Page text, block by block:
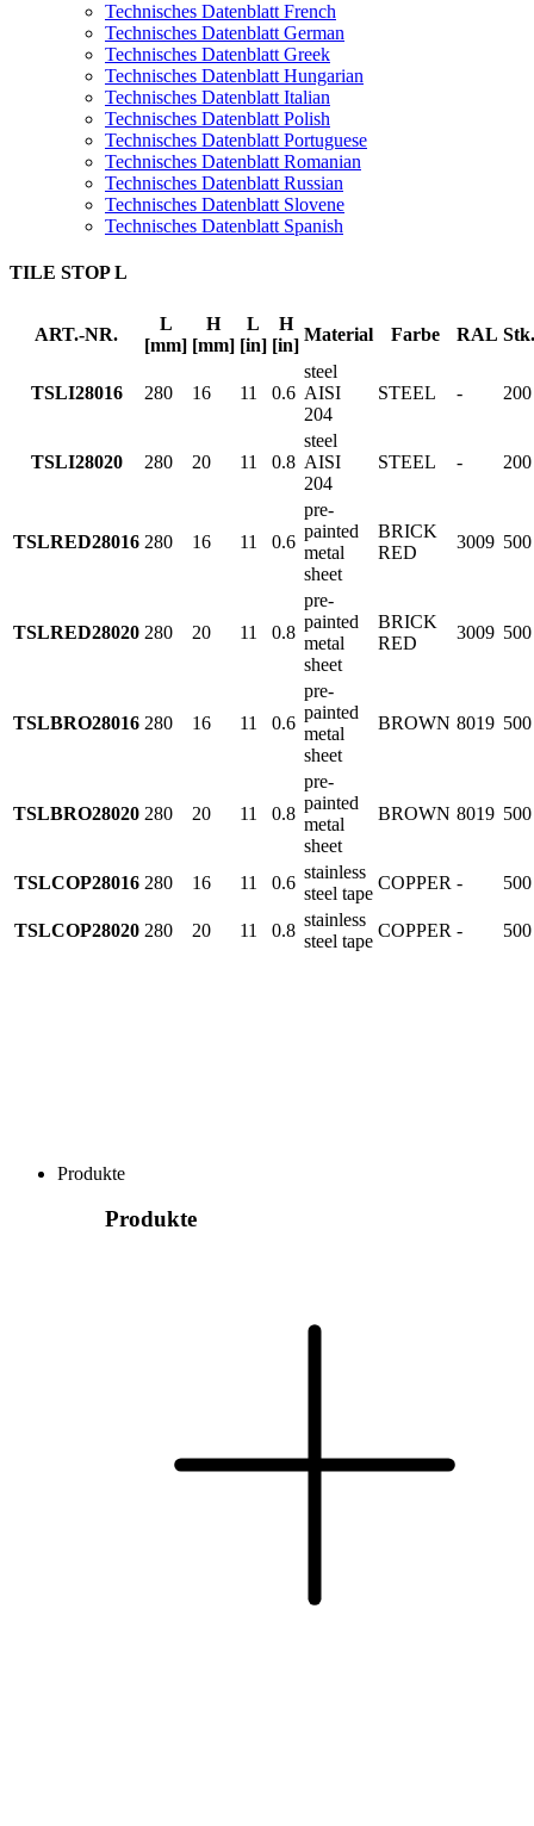
Technisches Datenblatt French
Technisches Datenblatt German
Technisches Datenblatt Greek
Technisches Datenblatt Hungarian
Technisches Datenblatt Italian
Technisches Datenblatt Polish
Technisches Datenblatt Portuguese
Technisches Datenblatt Romanian
Technisches Datenblatt Russian
Technisches Datenblatt Slovene
Technisches Datenblatt Spanish
TILE STOP L
ART.-NR.
L
[mm]
H
[mm]
L
[in]
H
[in]
Material Farbe RAL Stk.
TSLI28016 280 16 11 0.6
steel
AISI
204
STEEL - 200
TSLI28020 280 20 11 0.8
steel
AISI
204
STEEL - 200
TSLRED28016 280 16 11 0.6
pre-
painted
metal
sheet
BRICK
RED
3009 500
TSLRED28020 280 20 11 0.8
pre-
painted
metal
sheet
BRICK
RED
3009 500
TSLBRO28016 280 16 11 0.6
pre-
painted
metal
sheet
BROWN 8019 500
TSLBRO28020 280 20 11 0.8
pre-
painted
metal
sheet
BROWN 8019 500
TSLCOP28016 280 16 11 0.6
stainless
steel tape
COPPER - 500
TSLCOP28020 280 20 11 0.8
stainless
steel tape
COPPER - 500
Produkte
Produkte